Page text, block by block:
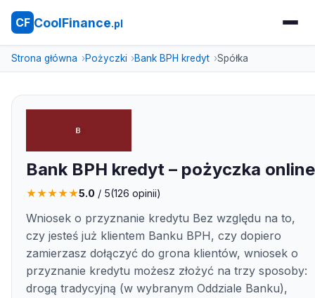
CF CoolFinance.pl
Strona główna Pożyczki Bank BPH kredyt Spółka
Bank BPH kredyt – pożyczka online
★★★★★5.0 / 5(126 opinii)
Wniosek o przyznanie kredytu Bez względu na to,
czy jesteś już klientem Banku BPH, czy dopiero
zamierzasz dołączyć do grona klientów, wniosek o
przyznanie kredytu możesz złożyć na trzy sposoby:
drogą tradycyjną (w wybranym Oddziale Banku),